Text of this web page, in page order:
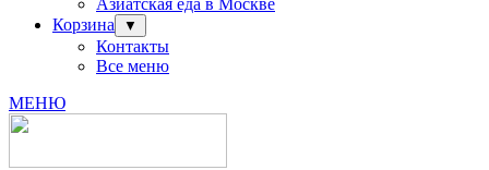
Корзина
▼
Контакты
Все меню
МЕНЮ